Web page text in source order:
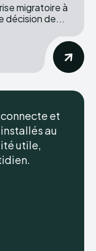
migratoire à
décision de...
et
au
utile,